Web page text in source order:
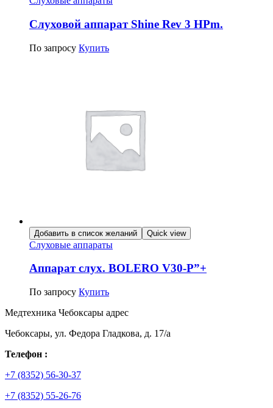
Слуховой аппарат Shine Rev 3 HPm.
По запросу Купить
Добавить в список желаний Quick view
Слуховые аппараты
Аппарат слух. BOLERO V30-P”+
По запросу Купить
Медтехника Чебоксары адрес
Чебоксары, ул. Федора Гладкова, д. 17/а
Телефон :
+7 (8352) 56-30-37
+7 (8352) 55-26-76